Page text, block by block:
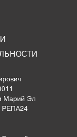
Марий Эл
РЕПА24